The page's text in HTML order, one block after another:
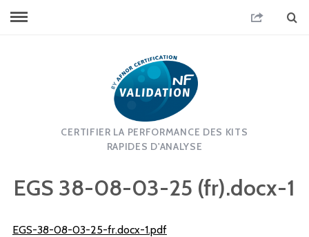
CERTIFIER LA PERFORMANCE DES KITS
RAPIDES D'ANALYSE
EGS 38-08-03-25 (fr).docx-1
EGS-38-08-03-25-fr.docx-1.pdf